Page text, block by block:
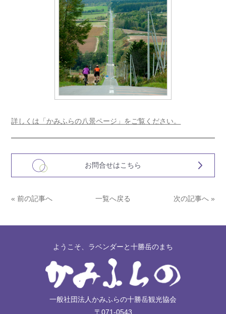
詳しくは「かみふらの八景ページ」をご覧ください。
お問合せはこちら
« 前の記事へ 一覧へ戻る 次の記事へ »
ようこそ、ラベンダーと十勝岳のまち
一般社団法人かみふらの十勝岳観光協会
〒071-0543